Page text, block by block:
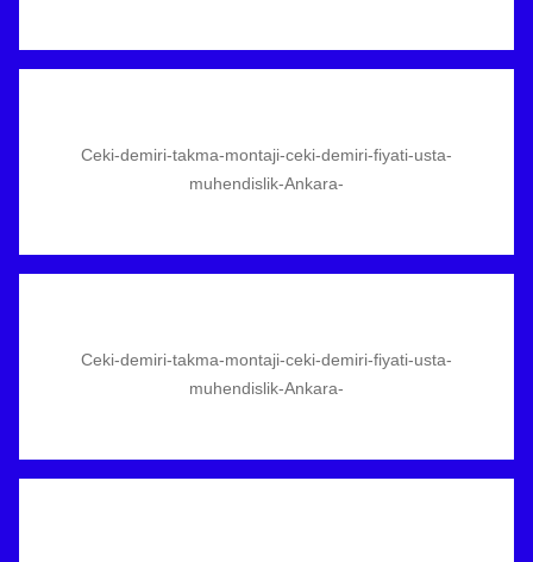
Ceki-demiri-takma-montaji-ceki-demiri-fiyati-usta-
muhendislik-Ankara-
Ceki-demiri-takma-montaji-ceki-demiri-fiyati-usta-
muhendislik-Ankara-